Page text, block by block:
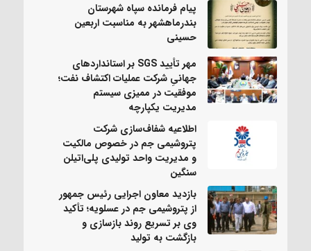
پیام فرمانده سپاه شهرستان
بندرماهشهر به مناسبت اربعین
حسینی
مهر تأیید SGS بر استانداردهای
جهانیِ شرکت عملیات اکتشاف نفت؛
موفقیت در ممیزی سیستم
مدیریت یکپارچه
اطلاعیه شفاف‌سازی شرکت
پتروشیمی جم در خصوص مالکیت
و مدیریت واحد تولیدی پلی‌اتیلن
سنگین
بازدید معاون اجرایی رئیس جمهور
از پتروشیمی جم در عسلویه؛ تأکید
وی بر تسریع روند بازسازی و
بازگشت به تولید